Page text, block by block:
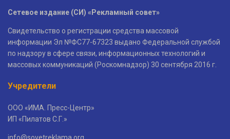
Сетевое издание (СИ) «Рекламный совет»
Свидетельство о регистрации средства массовой
информации Эл №ФС77-67323 выдано Федеральной службой
по надзору в сфере связи, информационных технологий и
массовых коммуникаций (Роскомнадзор) 30 сентября 2016 г.
Учредители
ООО «ИМА. Пресс-Центр»
ИП «Пилатов С.Г.»